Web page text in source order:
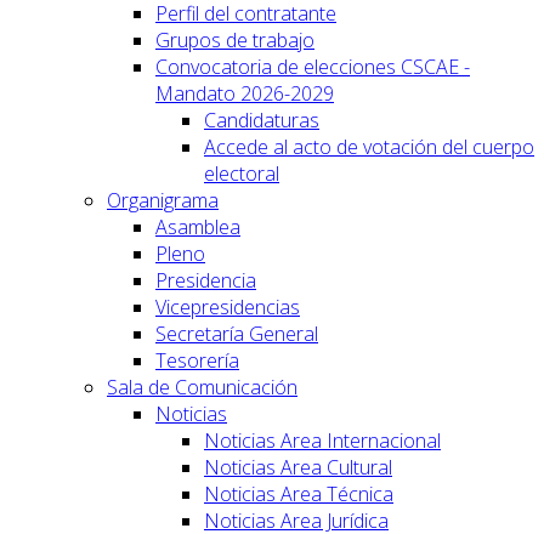
Perfil del contratante
Grupos de trabajo
Convocatoria de elecciones CSCAE -
Mandato 2026-2029
Candidaturas
Accede al acto de votación del cuerpo
electoral
Organigrama
Asamblea
Pleno
Presidencia
Vicepresidencias
Secretaría General
Tesorería
Sala de Comunicación
Noticias
Noticias Area Internacional
Noticias Area Cultural
Noticias Area Técnica
Noticias Area Jurídica